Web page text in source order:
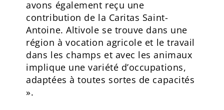
avons également reçu une
contribution de la Caritas Saint-
Antoine. Altivole se trouve dans une
région à vocation agricole et le travail
dans les champs et avec les animaux
implique une variété d’occupations,
adaptées à toutes sortes de capacités
».